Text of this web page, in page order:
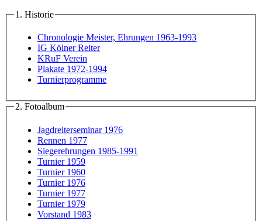
1. Historie
Chronologie Meister, Ehrungen 1963-1993
IG Kölner Reiter
KRuF Verein
Plakate 1972-1994
Turnierprogramme
2. Fotoalbum
Jagdreiterseminar 1976
Rennen 1977
Siegerehrungen 1985-1991
Turnier 1959
Turnier 1960
Turnier 1976
Turnier 1977
Turnier 1979
Vorstand 1983